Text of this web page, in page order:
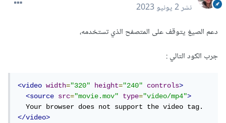
نشر2 يونيو 2023
دعم الصيغ يتوقف على المتصفح الذي تستخدمه،
جرب الكود التالي
<video width="320" height="240" controls>
<source
src="movie.mov" type="video/mp4">
</video>